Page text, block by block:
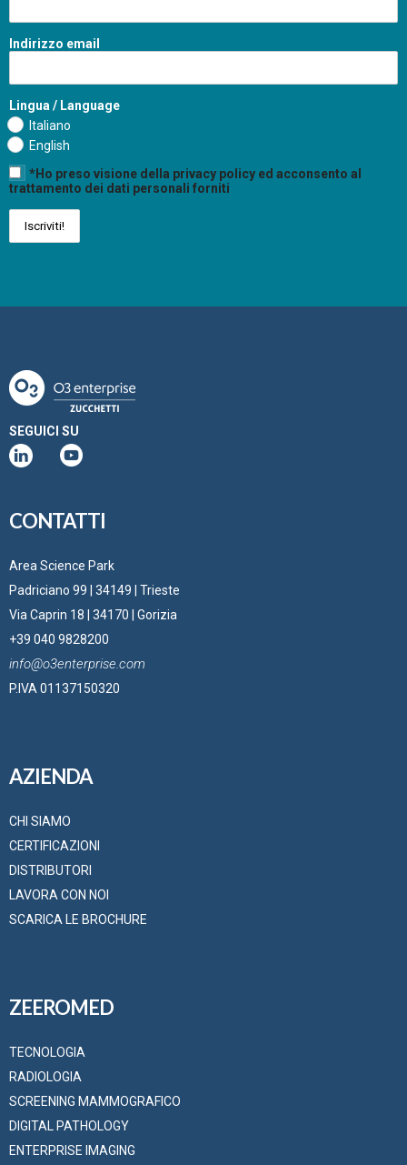
Indirizzo email
Lingua / Language
Italiano
English
*Ho preso visione della privacy policy ed acconsento al
trattamento dei dati personali forniti
SEGUICI SU
CONTATTI
Area Science Park
Padriciano 99 | 34149 | Trieste
Via Caprin 18 | 34170 | Gorizia
+39 040 9828200
info@o3enterprise.com
P.IVA 01137150320
AZIENDA
CHI SIAMO
CERTIFICAZIONI
DISTRIBUTORI
LAVORA CON NOI
SCARICA LE BROCHURE
ZEEROMED
TECNOLOGIA
RADIOLOGIA
SCREENING MAMMOGRAFICO
DIGITAL PATHOLOGY
ENTERPRISE IMAGING